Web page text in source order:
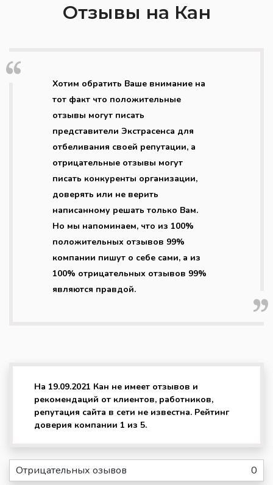
Отзывы на Кан
Хотим обратить Ваше внимание на
тот факт что положительные
отзывы могут писать
представители Экстрасенса для
отбеливания своей репутации, а
отрицательные отзывы могут
писать конкуренты организации,
доверять или не верить
написанному решать только Вам.
Но мы напоминаем, что из 100%
положительных отзывов 99%
компании пишут о себе сами, а из
100% отрицательных отзывов 99%
являются правдой.
На 19.09.2021 Кан не имеет отзывов и
рекомендаций от клиентов, работников,
репутация сайта в сети не известна. Рейтинг
доверия компании 1 из 5.
Отрицательных озывов 0